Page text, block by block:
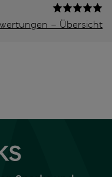
– Übersicht